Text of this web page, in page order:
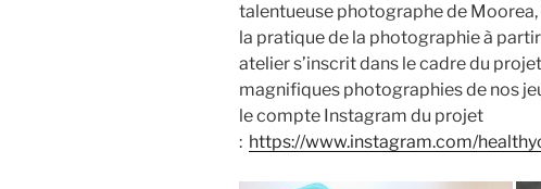
talentueuse photographe de Moorea,
la pratique de la photographie à
atelier s’inscrit dans le cadre du
magnifiques photographies de nos
le compte Instagram du projet
: https://www.instagram.com/